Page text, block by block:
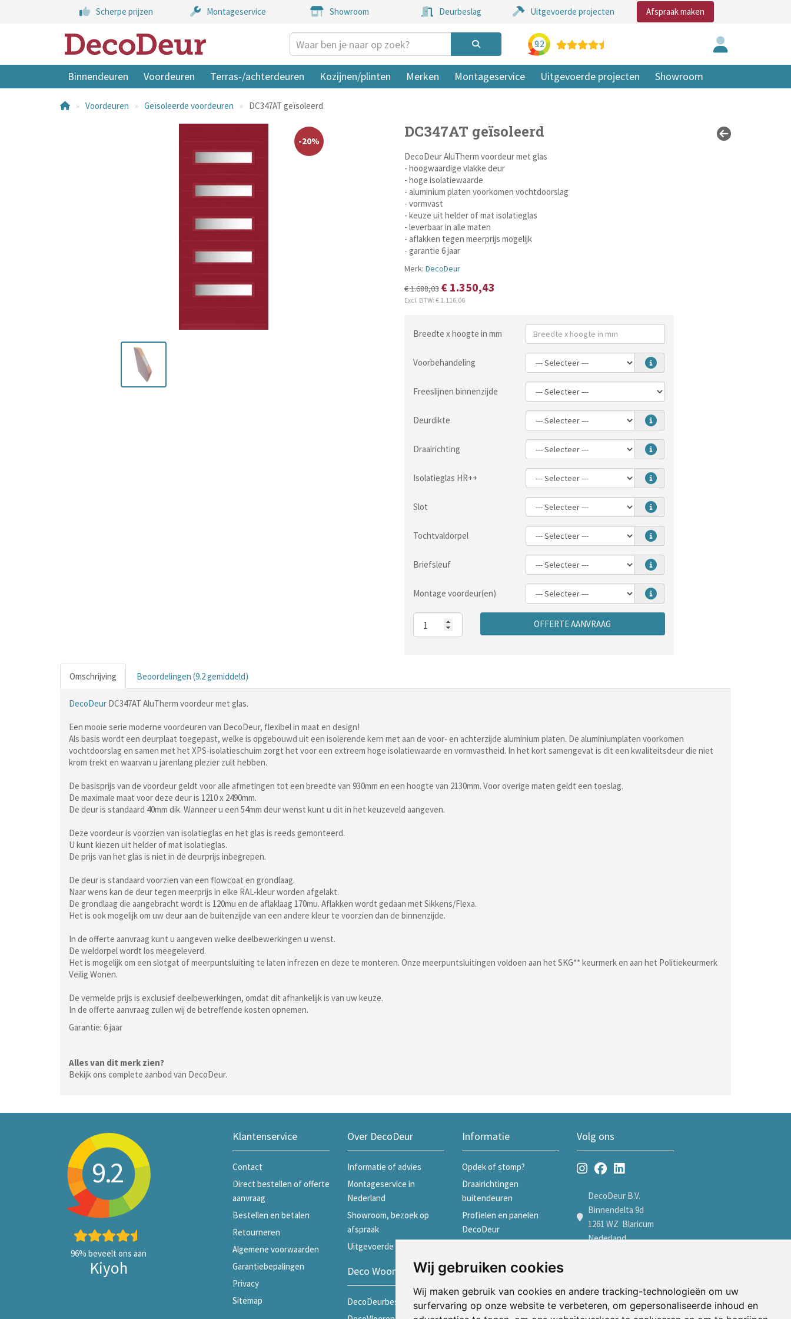
Wij gebruiken cookies
Wij maken gebruik van cookies en andere tracking-technologieën om uw
surfervaring op onze website te verbeteren, om gepersonaliseerde inhoud en
Scherpe prijzen Montageservice Showroom Deurbeslag Uitgevoerde projecten Afspraak maken
9.2
Binnendeuren Voordeuren Terras-/achterdeuren Kozijnen/plinten Merken Montageservice Uitgevoerde projecten Showroom
Voordeuren Geïsoleerde voordeuren DC347AT geïsoleerd
-20%
DC347AT geïsoleerd
DecoDeur AluTherm voordeur met glas
- hoogwaardige vlakke deur
- hoge isolatiewaarde
- aluminium platen voorkomen vochtdoorslag
- vormvast
- keuze uit helder of mat isolatieglas
- leverbaar in alle maten
- aflakken tegen meerprijs mogelijk
- garantie 6 jaar
Merk: DecoDeur
€ 1.688,03 € 1.350,43
Excl. BTW: € 1.116,06
Breedte x hoogte in mm
Voorbehandeling
Freeslijnen binnenzijde
Deurdikte
Draairichting
Isolatieglas HR++
Slot
Tochtvaldorpel
Briefsleuf
Montage voordeur(en)
Aantal
OFFERTE AANVRAAG
Omschrijving Beoordelingen (9.2 gemiddeld)
DecoDeur DC347AT AluTherm voordeur met glas.
Een mooie serie moderne voordeuren van DecoDeur, flexibel in maat en design!
Als basis wordt een deurplaat toegepast, welke is opgebouwd uit een isolerende kern met aan de voor- en achterzijde aluminium platen. De aluminiumplaten voorkomen
vochtdoorslag en samen met het XPS-isolatieschuim zorgt het voor een extreem hoge isolatiewaarde en vormvastheid. In het kort samengevat is dit een kwaliteitsdeur die niet
krom trekt en waarvan u jarenlang plezier zult hebben.
De basisprijs van de voordeur geldt voor alle afmetingen tot een breedte van 930mm en een hoogte van 2130mm. Voor overige maten geldt een toeslag.
De maximale maat voor deze deur is 1210 x 2490mm.
De deur is standaard 40mm dik. Wanneer u een 54mm deur wenst kunt u dit in het keuzeveld aangeven.
Deze voordeur is voorzien van isolatieglas en het glas is reeds gemonteerd.
U kunt kiezen uit helder of mat isolatieglas.
De prijs van het glas is niet in de deurprijs inbegrepen.
De deur is standaard voorzien van een flowcoat en grondlaag.
Naar wens kan de deur tegen meerprijs in elke RAL-kleur worden afgelakt.
De grondlaag die aangebracht wordt is 120mu en de aflaklaag 170mu. Aflakken wordt gedaan met Sikkens/Flexa.
Het is ook mogelijk om uw deur aan de buitenzijde van een andere kleur te voorzien dan de binnenzijde.
In de offerte aanvraag kunt u aangeven welke deelbewerkingen u wenst.
De weldorpel wordt los meegeleverd.
Het is mogelijk om een slotgat of meerpuntsluiting te laten infrezen en deze te monteren. Onze meerpuntsluitingen voldoen aan het SKG** keurmerk en aan het Politiekeurmerk
Veilig Wonen.
De vermelde prijs is exclusief deelbewerkingen, omdat dit afhankelijk is van uw keuze.
In de offerte aanvraag zullen wij de betreffende kosten opnemen.
Garantie: 6 jaar
Alles van dit merk zien?
Bekijk ons complete aanbod van DecoDeur.
9.2
96% beveelt ons aan
Kiyoh
Klantenservice
Contact
Direct bestellen of offerte
aanvraag
Bestellen en betalen
Retourneren
Algemene voorwaarden
Garantiebepalingen
Privacy
Sitemap
Over DecoDeur
Informatie of advies
Montageservice in
Nederland
Showroom, bezoek op
afspraak
Uitgevoerde projecten
Deco Woonwinkels
DecoDeurbeslag
Informatie
Opdek of stomp?
Draairichtingen
buitendeuren
Profielen en panelen
DecoDeur
Skantrae
Weekamp
Schuifdeuren
Volg ons
DecoDeur B.V.
Binnendelta 9d
1261 WZ Blaricum
Nederland
Afspraak maken